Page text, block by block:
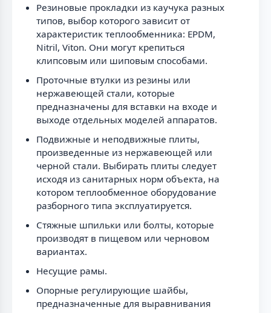
Резиновые прокладки из каучука разных
типов, выбор которого зависит от
характеристик теплообменника: EPDM,
Nitril, Viton. Они могут крепиться
клипсовым или шиповым способами.
Проточные втулки из резины или
нержавеющей стали, которые
предназначены для вставки на входе и
выходе отдельных моделей аппаратов.
Подвижные и неподвижные плиты,
произведенные из нержавеющей или
черной стали. Выбирать плиты следует
исходя из санитарных норм объекта, на
котором теплообменное оборудование
разборного типа эксплуатируется.
Стяжные шпильки или болты, которые
производят в пищевом или черновом
вариантах.
Несущие рамы.
Опорные регулирующие шайбы,
предназначенные для выравнивания